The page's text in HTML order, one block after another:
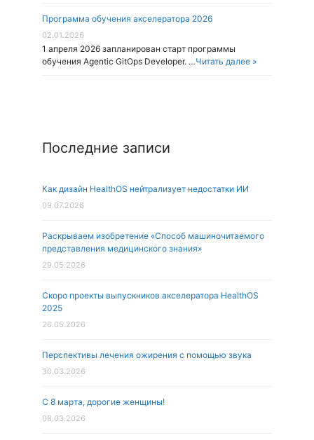
Программа обучения акселератора 2026
02.01.2026
1 апреля 2026 запланирован старт программы
обучения Agentic GitOps Developer. …Читать далее »
Последние записи
Как дизайн HealthOS нейтрализует недостатки ИИ
09.07.2026
Раскрываем изобретение «Способ машиночитаемого
представления медицинского знания»
29.05.2026
Скоро проекты выпускников акселератора HealthOS
2025
26.05.2026
Перспективы лечения ожирения с помощью звука
30.03.2026
С 8 марта, дорогие женщины!
08.03.2026